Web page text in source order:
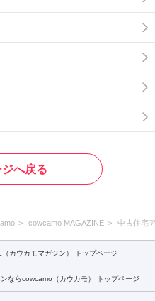
ジへ戻る
cowcamo MAGAZINE 中古住宅
カウカモマガジン） トップページ
ならcowcamo（カウカモ） トップページ